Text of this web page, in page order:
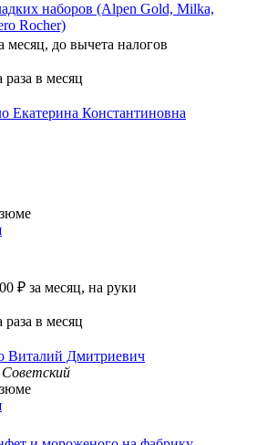
наборов (Alpen Gold, Milka,
Rocher)
месяц, до вычета налогов
в месяц
Екатерина Константиновна
₽ за месяц, на руки
в месяц
Виталий Дмитриевич